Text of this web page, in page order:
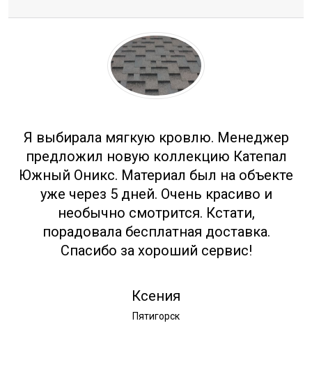
Я выбирала мягкую кровлю. Менеджер
предложил новую коллекцию Катепал
Южный Оникс. Материал был на объекте
уже через 5 дней. Очень красиво и
необычно смотрится. Кстати,
порадовала бесплатная доставка.
Спасибо за хороший сервис!
Ксения
Пятигорск